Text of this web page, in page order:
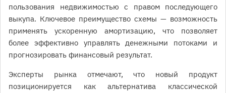
пользования недвижимостью с правом последующего
выкупа. Ключевое преимущество схемы — возможность
применять ускоренную амортизацию, что позволяет
более эффективно управлять денежными потоками и
прогнозировать финансовый результат.
Эксперты рынка отмечают, что новый продукт
позиционируется как альтернатива классической